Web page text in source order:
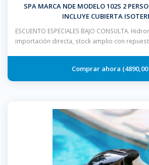
SPA MARCA NDE MODELO 102S 2
INCLUYE CUBIERTA
ESCUENTO ESPECIALES BAJO CONSULTA.
importación directa, stock amplio con
4890,00